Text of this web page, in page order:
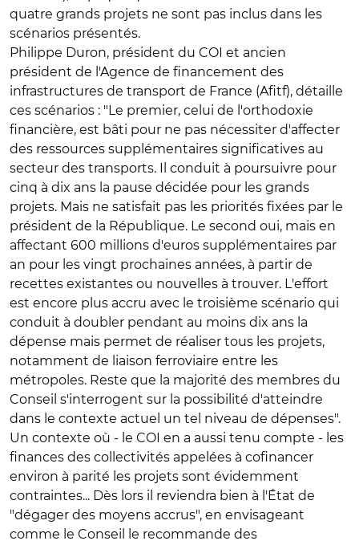
quatre grands projets ne sont pas inclus dans les
scénarios présentés.
Philippe Duron, président du COI et ancien
président de l'Agence de financement des
infrastructures de transport de France (Afitf), détaille
ces scénarios : "Le premier, celui de l'orthodoxie
financière, est bâti pour ne pas nécessiter d'affecter
des ressources supplémentaires significatives au
secteur des transports. Il conduit à poursuivre pour
cinq à dix ans la pause décidée pour les grands
projets. Mais ne satisfait pas les priorités fixées par le
président de la République. Le second oui, mais en
affectant 600 millions d'euros supplémentaires par
an pour les vingt prochaines années, à partir de
recettes existantes ou nouvelles à trouver. L'effort
est encore plus accru avec le troisième scénario qui
conduit à doubler pendant au moins dix ans la
dépense mais permet de réaliser tous les projets,
notamment de liaison ferroviaire entre les
métropoles. Reste que la majorité des membres du
Conseil s'interrogent sur la possibilité d'atteindre
dans le contexte actuel un tel niveau de dépenses".
Un contexte où - le COI en a aussi tenu compte - les
finances des collectivités appelées à cofinancer
environ à parité les projets sont évidemment
contraintes... Dès lors il reviendra bien à l'État de
"dégager des moyens accrus", en envisageant
comme le Conseil le recommande des